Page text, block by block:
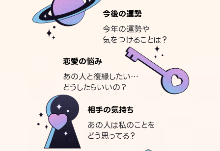
今後の運勢
今年の運勢や
気をつけることは？
恋愛の悩み
あの人と復縁したい…
どうしたらいいの？
相手の気持ち
あの人は私のことを
どう思ってる？